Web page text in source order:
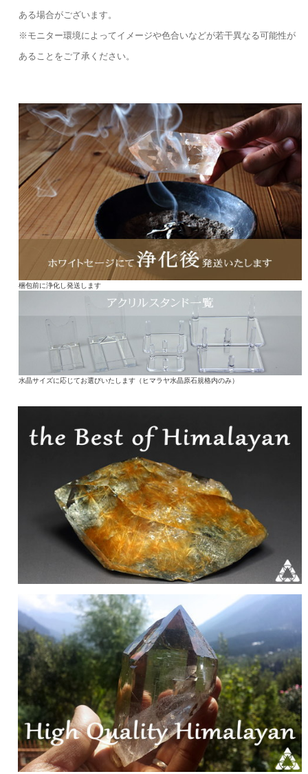
ある場合がございます。
※モニター環境によってイメージや色合いなどが若干異なる可能性が
あることをご了承ください。
梱包前に浄化し発送します
水晶サイズに応じてお選びいたします（ヒマラヤ水晶原石規格内のみ）